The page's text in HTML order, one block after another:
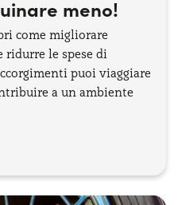
meno!
come migliorare
ridurre le spese di
puoi viaggiare
a un ambiente